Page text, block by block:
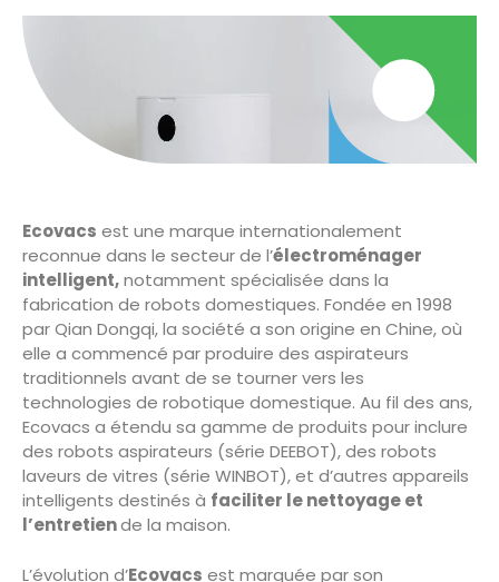
Ecovacs est une marque internationalement
reconnue dans le secteur de l’électroménager
intelligent,notamment spécialisée dans la
fabrication de robots domestiques. Fondée en 1998
par Qian Dongqi, la société a son origine en Chine, où
elle a commencé par produire des aspirateurs
traditionnels avant de se tourner vers les
technologies de robotique domestique. Au fil des ans,
Ecovacs a étendu sa gamme de produits pour inclure
des robots aspirateurs (série DEEBOT), des robots
laveurs de vitres (série WINBOT), et d’autres appareils
intelligents destinés à faciliter le nettoyage et
l’entretiende la maison.
L’évolution d’Ecovacs est marquée par son